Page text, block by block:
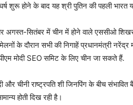
होने के बाद यह श्री पुतिन की पहली भारत
अगस्त-सितंबर में चीन में होने वाले एससीओ
के दौरान सभी की निगाहें प्रधानमंत्री
पीएम मोदी SEO समिट के लिए चीन जा सकते हैं.
चीनी राष्ट्रपति शी जिनपिंग के बीच संभावित
होती दिख रही है।